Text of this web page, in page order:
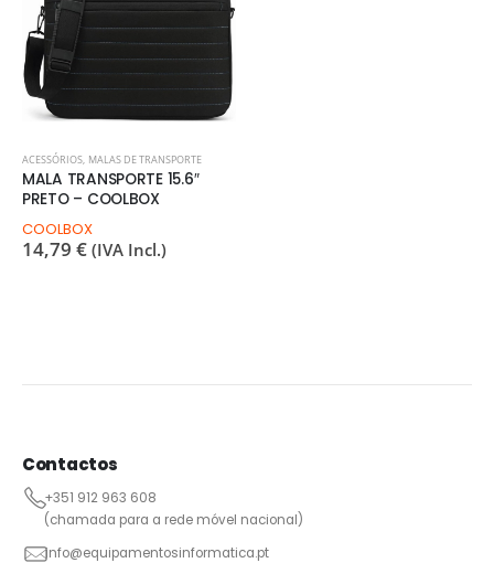
ACESSÓRIOS, MALAS DE TRANSPORTE
MALA TRANSPORTE 15.6″
PRETO – COOLBOX
COOLBOX
14,79 € (IVA Incl.)
Contactos
+351 912 963 608
(chamada para a rede móvel nacional)
info@equipamentosinformatica.pt